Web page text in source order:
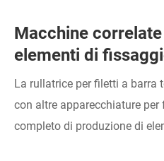
Macchine
elementi di
La rullatrice per filetti a barra
con altre apparecchiature
completo di produzione di